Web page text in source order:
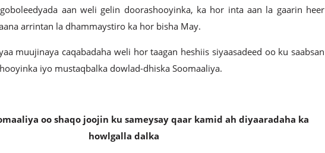
aan weli gelin doorashooyinka, ka hor inta aan la gaarin heer
arrintan la dhammaystiro ka hor bisha May.
muujinaya caqabadaha weli hor taagan heshiis siyaasadeed oo ku saabsan
iyo mustaqbalka dowlad-dhiska Soomaaliya.
oo shaqo joojin ku sameysay qaar kamid ah diyaaradaha ka
howlgalla dalka